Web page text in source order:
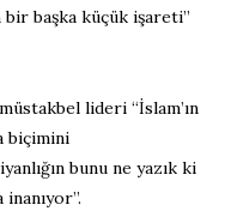
başka küçük işareti”
lideri “İslam’ın
biçimini
bunu ne yazık ki